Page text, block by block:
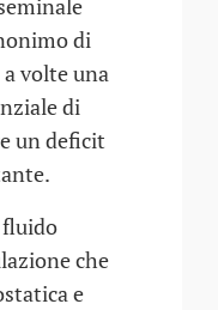
di
volte una
di
un deficit
che
e